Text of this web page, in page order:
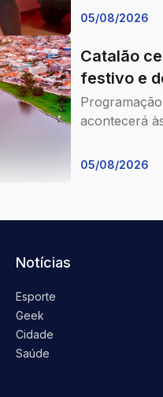
05/08/2026
Catalão
festivo e
acontecerá
05/08/2026
Notícias
Esporte
Geek
Cidade
Saúde